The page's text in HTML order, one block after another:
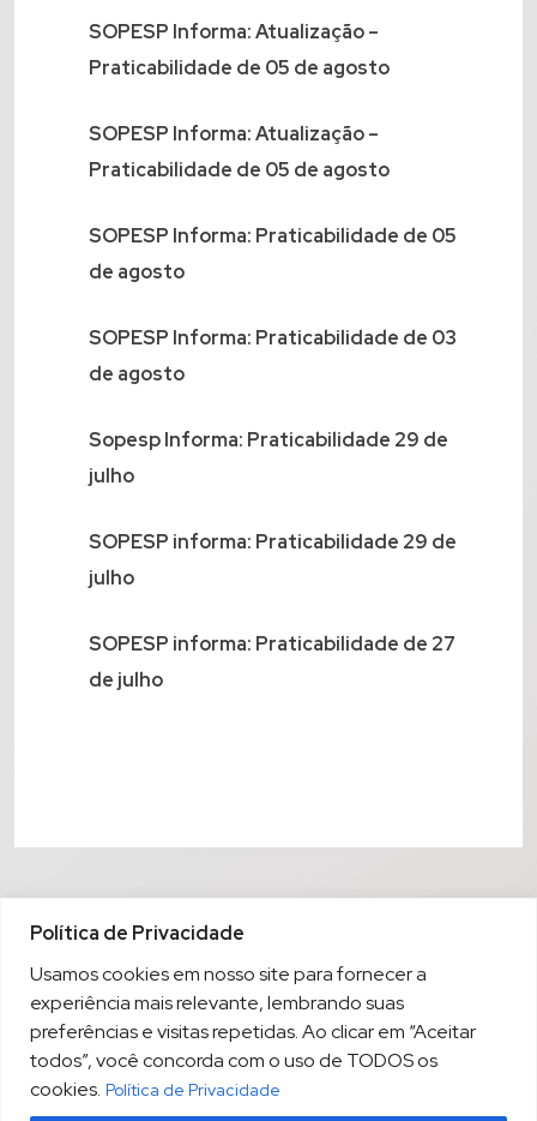
Política de Privacidade
Usamos cookies em nosso site para fornecer a
experiência mais relevante, lembrando suas
preferências e visitas repetidas. Ao clicar em “Aceitar
todos”, você concorda com o uso de TODOS os
cookies. Política de Privacidade
SOPESP Informa: Atualização –
Praticabilidade de 05 de agosto
SOPESP Informa: Atualização –
Praticabilidade de 05 de agosto
SOPESP Informa: Praticabilidade de 05
de agosto
SOPESP Informa: Praticabilidade de 03
de agosto
Sopesp Informa: Praticabilidade 29 de
julho
SOPESP informa: Praticabilidade 29 de
julho
SOPESP informa: Praticabilidade de 27
de julho